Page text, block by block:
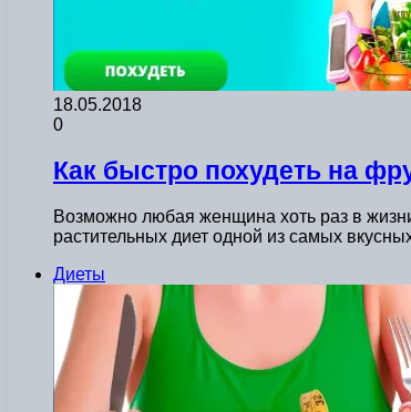
18.05.2018
0
Как быстро похудеть на
Возможно любая женщина хоть раз в
растительных диет одной из самых
Диеты